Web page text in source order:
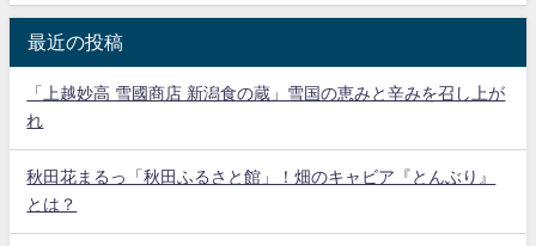
最近の投稿
「上越妙高 雪國商店 新潟食の蔵」雪国の恵みと辛みを召し上が
れ
秋田花まるっ「秋田ふるさと館」！畑のキャビア『とんぶり』
とは？